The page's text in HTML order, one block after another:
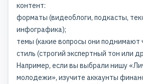
контент:
форматы (видеоблоги, подкасты,
инфографика);
темы (какие вопросы они поднимают
стиль (строгий экспертный тон или
Например, если вы выбрали нишу
молодежи», изучите аккаунты